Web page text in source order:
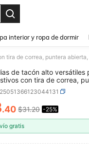
interior y ropa de dormir
de tacón alto versátiles
con tira de correa,
decoración de lentejuelas
AND
.40 $31.20 -25%
gratis